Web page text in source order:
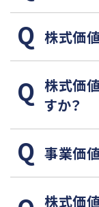
株式価
株式価
すか？
事業価
株式価